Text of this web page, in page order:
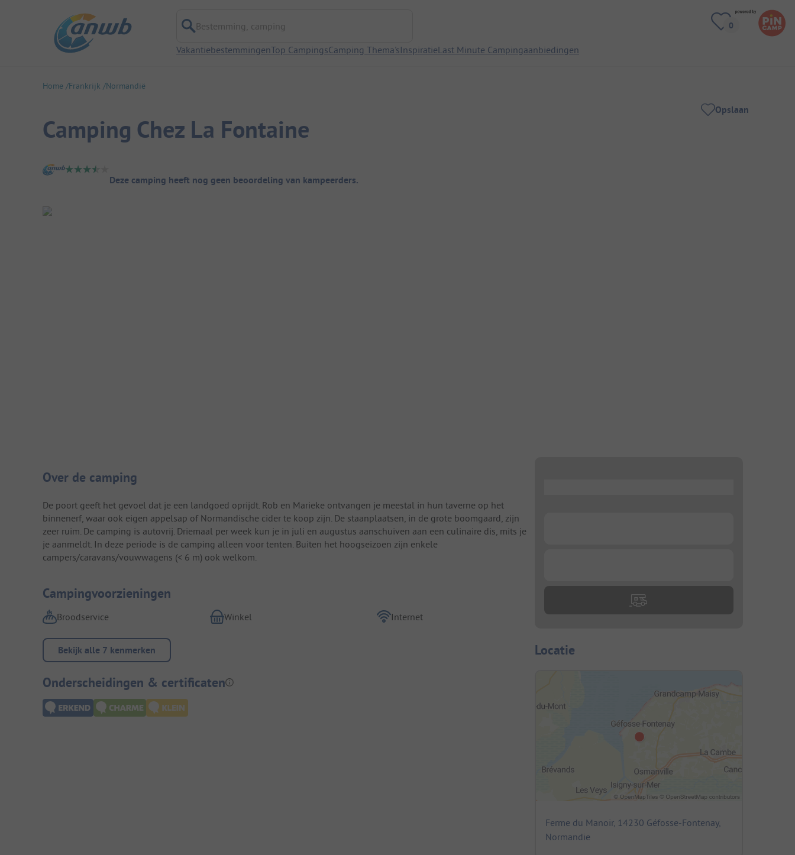
Bestemming, camping
VakantiebestemmingenTop CampingsCamping Thema'sInspiratieLast Minute Campingaanbiedingen
Home Frankrijk Normandië
Camping Chez La Fontaine
Opslaan
Camping overzicht
Deze camping heeft nog geen beoordeling van kampeerders.
Camping introductie
Over de camping
De poort geeft het gevoel dat je een landgoed oprijdt. Rob en Marieke ontvangen je meestal in hun taverne op het
binnenerf, waar ook eigen appelsap of Normandische cider te koop zijn. De staanplaatsen, in de grote boomgaard, zijn
zeer ruim. De camping is autovrij. Driemaal per week kun je in juli en augustus aanschuiven aan een culinaire dis, mits je
je aanmeldt. In deze periode is de camping alleen voor tenten. Buiten het hoogseizoen zijn enkele
campers/caravans/vouwwagens (< 6 m) ook welkom.
Campingvoorzieningen
Broodservice Winkel Internet
Bekijk alle 7 kenmerken
Onderscheidingen & certificaten
Locatie
Ferme du Manoir, 14230 Géfosse-Fontenay,
Normandie